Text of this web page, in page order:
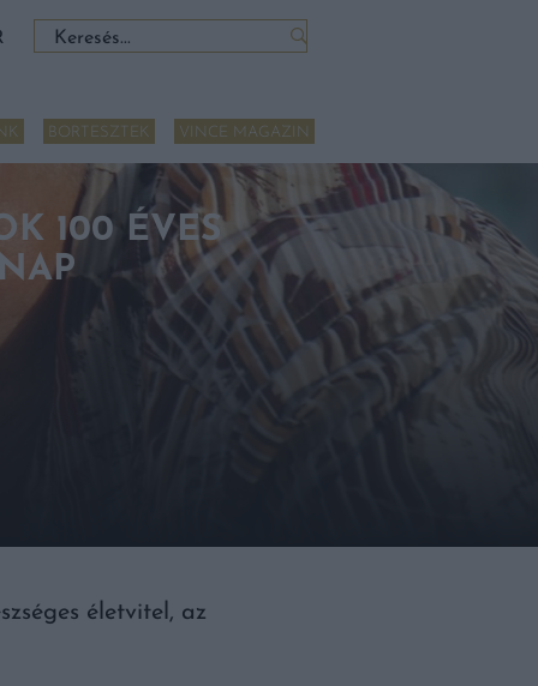
Keresés:
BORTESZTEK VINCE MAGAZIN
100 ÉVES
életvitel, az